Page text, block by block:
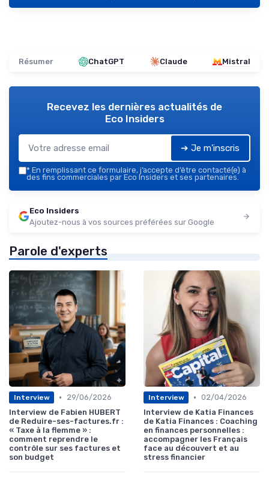
Résumer ChatGPT Claude Mistral
Recevez les dernières actualités de
Eco Insiders
➔ Je m'inscris
* En remplissant ce formulaire, j’accepte d’être contacté(e) à
des fins commerciales par Eco Insiders et ses partenaires.
Eco Insiders
Ajoutez-nous à vos sources préférées sur Google
Parole d'experts
Interview •
29/06/2026
Interview de Fabien HUBERT
de Reduire-ses-factures.fr :
« Taxe à la flemme » :
comment reprendre le
contrôle sur ses factures et
son budget
Interview • 02/04/2026
Interview de Katia Finances
de Katia Finances : Coaching
en finances personnelles :
accompagner les Français
face au découvert et au
stress financier